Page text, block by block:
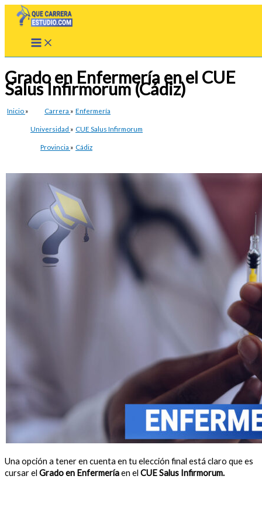
Grado en Enfermería en el CUE
Salus Infirmorum (Cádiz)
Inicio » Carrera » Enfermería
Universidad » CUE Salus Infirmorum
Provincia » Cádiz
Una opción a tener en cuenta en tu elección final está claro que es
cursar el Grado en Enfermeríaen el CUE Salus Infirmorum.